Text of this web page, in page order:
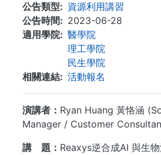
公告類型
資源利用講習
公告時間
2023-06-28
適用學院
醫學院
理工學院
民生學院
相關連結
活動報名
演講者： Ryan Huang 黃恪涵
Manager / Customer
講 題： Reaxys逆合成AI 與生